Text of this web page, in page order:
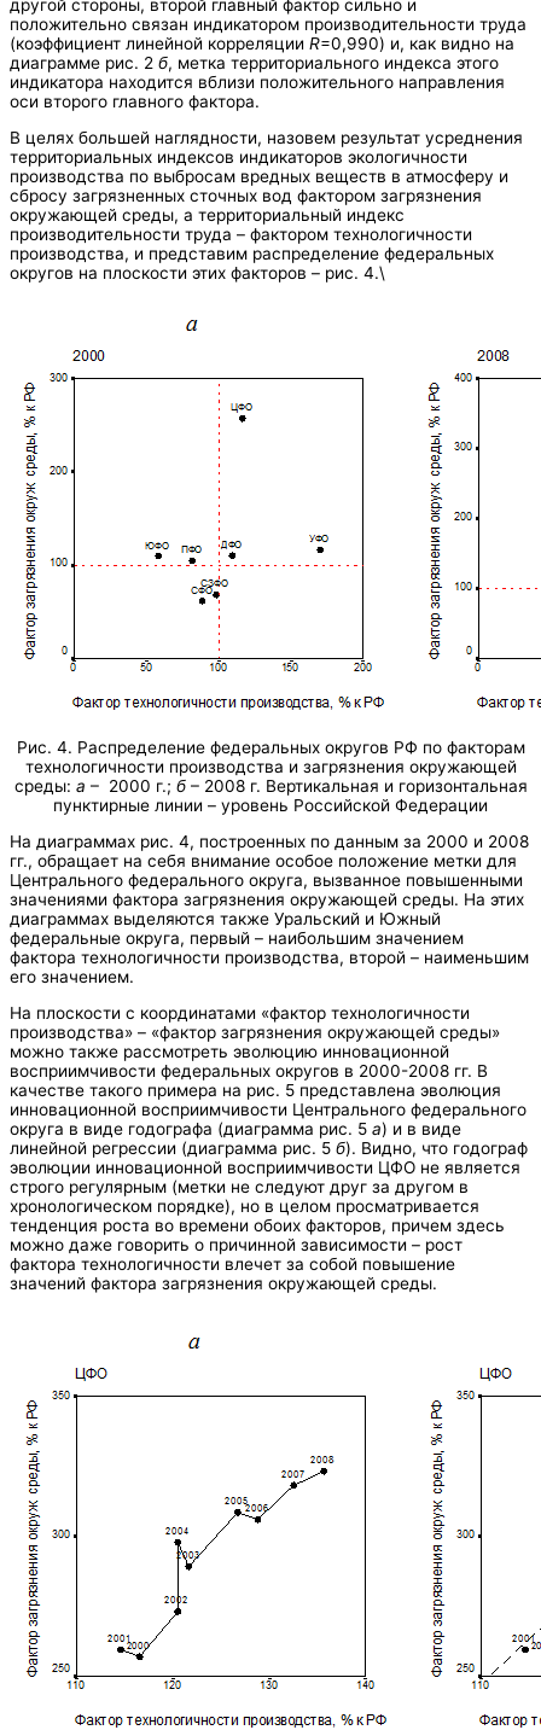
другой стороны, второй главный фактор сильно и
положительно связан индикатором производительности труда
(коэффициент линейной корреляции R=0,990) и, как видно на
диаграмме рис. 2 б, метка территориального индекса этого
индикатора находится вблизи положительного направления
оси второго главного фактора.
В целях большей наглядности, назовем результат усреднения
территориальных индексов индикаторов экологичности
производства по выбросам вредных веществ в атмосферу и
сбросу загрязненных сточных вод фактором загрязнения
окружающей среды, а территориальный индекс
производительности труда – фактором технологичности
производства, и представим распределение федеральных
округов на плоскости этих факторов – рис. 4.\
Рис. 4. Распределение федеральных округов РФ по факторам
технологичности производства и загрязнения окружающей
среды: а – 2000 г.; б– 2008 г. Вертикальная и горизонтальная
пунктирные линии – уровень Российской Федерации
На диаграммах рис. 4, построенных по данным за 2000 и 2008
гг., обращает на себя внимание особое положение метки для
Центрального федерального округа, вызванное повышенными
значениями фактора загрязнения окружающей среды. На этих
диаграммах выделяются также Уральский и Южный
федеральные округа, первый – наибольшим значением
фактора технологичности производства, второй – наименьшим
его значением.
На плоскости с координатами «фактор технологичности
производства» – «фактор загрязнения окружающей среды»
можно также рассмотреть эволюцию инновационной
восприимчивости федеральных округов в 2000-2008 гг. В
качестве такого примера на рис. 5 представлена эволюция
инновационной восприимчивости Центрального федерального
округа в виде годографа (диаграмма рис. 5 а) и в виде
линейной регрессии (диаграмма рис. 5 б). Видно, что годограф
эволюции инновационной восприимчивости ЦФО не является
строго регулярным (метки не следуют друг за другом в
хронологическом порядке), но в целом просматривается
тенденция роста во времени обоих факторов, причем здесь
можно даже говорить о причинной зависимости – рост
фактора технологичности влечет за собой повышение
значений фактора загрязнения окружающей среды.